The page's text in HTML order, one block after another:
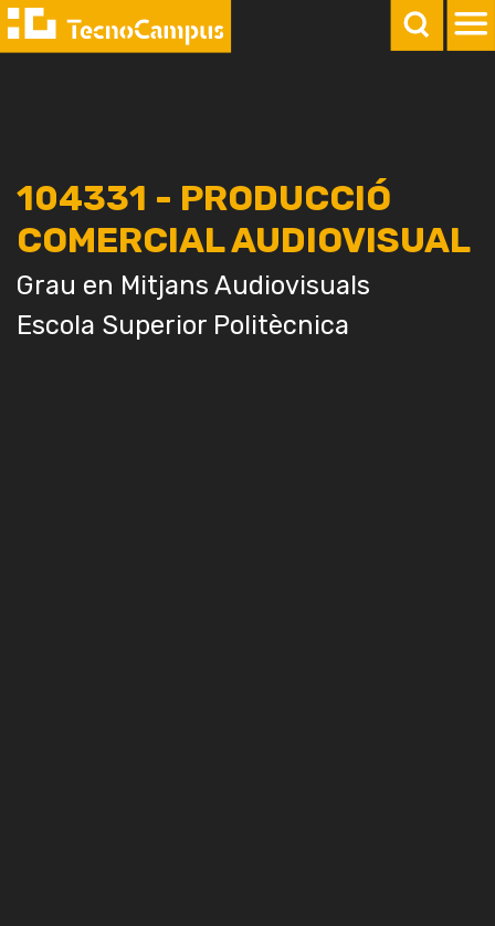
104331 - PRODUCCIÓ
COMERCIAL AUDIOVISUAL
Grau en Mitjans Audiovisuals
Escola Superior Politècnica